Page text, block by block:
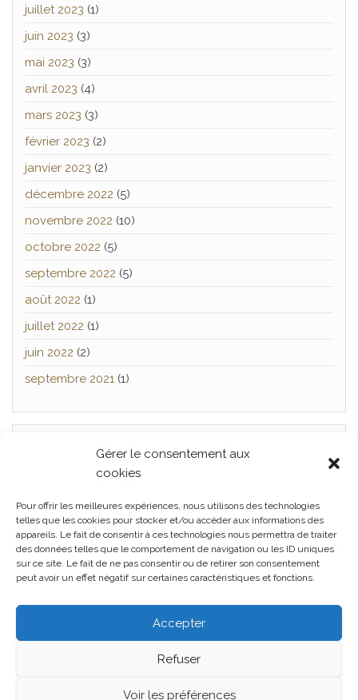
Gérer le consentement aux
cookies
Pour offrir les meilleures expériences, nous utilisons des technologies
telles que les cookies pour stocker et/ou accéder aux informations des
appareils. Le fait de consentir à ces technologies nous permettra de traiter
des données telles que le comportement de navigation ou les ID uniques
sur ce site. Le fait de ne pas consentir ou de retirer son consentement
peut avoir un effet négatif sur certaines caractéristiques et fonctions.
Accepter
Refuser
Voir les préférences
juillet 2023 (1)
juin 2023 (3)
mai 2023 (3)
avril 2023 (4)
mars 2023 (3)
février 2023 (2)
janvier 2023 (2)
décembre 2022 (5)
novembre 2022 (10)
octobre 2022 (5)
septembre 2022 (5)
août 2022 (1)
juillet 2022 (1)
juin 2022 (2)
septembre 2021 (1)
TWITTER
Facebook Twitter
Politique
de confidentialité
Politique de